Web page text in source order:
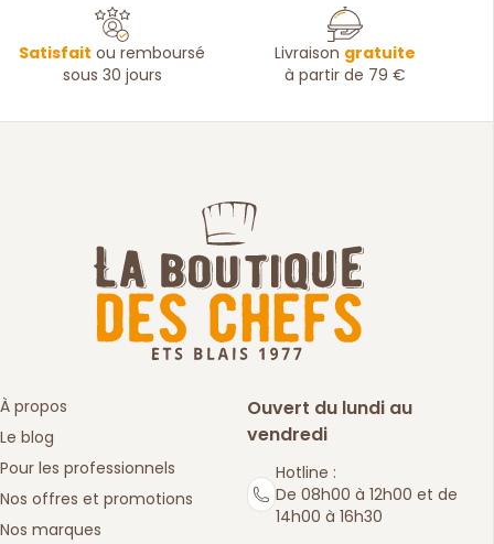
Satisfait ou remboursé
sous 30 jours
Livraison gratuite
à partir de 79 €
À propos
Le blog
Pour les professionnels
Nos offres et promotions
Nos marques
Ouvert du lundi au
vendredi
Hotline :
De 08h00 à 12h00 et de
14h00 à 16h30